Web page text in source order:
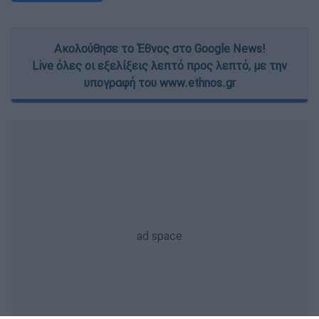
Ακολούθησε το Έθνος στο Google News!
Live όλες οι εξελίξεις λεπτό προς λεπτό, με την
υπογραφή του www.ethnos.gr